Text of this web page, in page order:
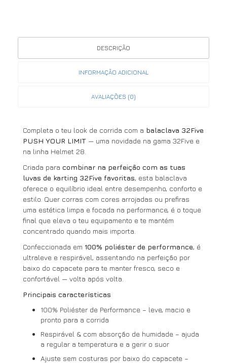
DESCRIÇÃO
INFORMAÇÃO ADICIONAL
AVALIAÇÕES (0)
Completa o teu look de corrida com a balaclava 32Five
PUSH YOUR LIMIT — uma novidade na gama 32Five e
na linha Helmet 28.
Criada para combinar na perfeição com as tuas
luvas de karting 32Five favoritas, esta balaclava
oferece o equilíbrio ideal entre desempenho, conforto e
estilo. Quer corras com cores arrojadas ou prefiras
uma estética limpa e focada na performance, é o toque
final que eleva o teu equipamento e te mantém
concentrado quando mais importa.
Confeccionada em 100% poliéster de performance, é
ultraleve e respirável, assentando na perfeição por
baixo do capacete para te manter fresco, seco e
confortável — volta após volta.
Principais características
100% Poliéster de Performance – leve, macio e
pronto para a corrida
Respirável & com absorção de humidade – ajuda
a regular a temperatura e a gerir o suor
Ajuste sem costuras por baixo do capacete –